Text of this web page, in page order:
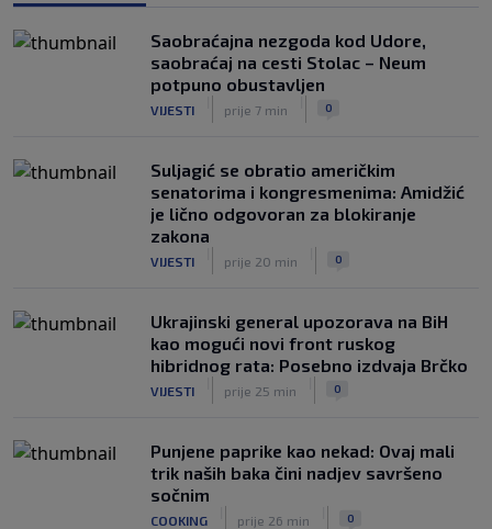
nisu pozvali na ostavku
NOGOMET
|
7. aug.
| 0
Saobraćajna nezgoda kod Udore,
saobraćaj na cesti Stolac – Neum
potpuno obustavljen
VIJESTI prije 7 min 0
Suljagić se obratio američkim
senatorima i kongresmenima: Amidžić
je lično odgovoran za blokiranje
zakona
VIJESTI prije 20 min 0
Ukrajinski general upozorava na BiH
kao mogući novi front ruskog
hibridnog rata: Posebno izdvaja Brčko
VIJESTI prije 25 min 0
Punjene paprike kao nekad: Ovaj mali
trik naših baka čini nadjev savršeno
sočnim
COOKING prije 26 min 0